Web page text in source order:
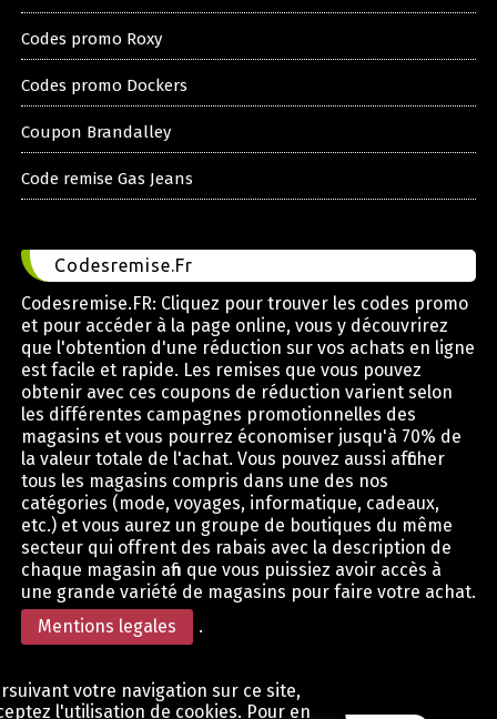
Codes promo Roxy
Codes promo Dockers
Coupon Brandalley
Code remise Gas Jeans
Codesremise.Fr
Codesremise.FR: Cliquez pour trouver les codes promo
et pour accéder à la page online, vous y découvrirez
que l'obtention d'une réduction sur vos achats en ligne
est facile et rapide. Les remises que vous pouvez
obtenir avec ces coupons de réduction varient selon
les différentes campagnes promotionnelles des
magasins et vous pourrez économiser jusqu'à 70% de
la valeur totale de l'achat. Vous pouvez aussi afficher
tous les magasins compris dans une des nos
catégories (mode, voyages, informatique, cadeaux,
etc.) et vous aurez un groupe de boutiques du même
secteur qui offrent des rabais avec la description de
chaque magasin afin que vous puissiez avoir accès à
une grande variété de magasins pour faire votre achat.
Mentions legales
.
votre navigation sur ce site,
l'utilisation de cookies. Pour en